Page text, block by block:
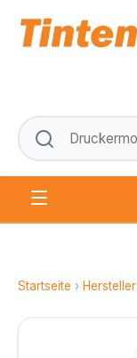
Startseite › Hersteller